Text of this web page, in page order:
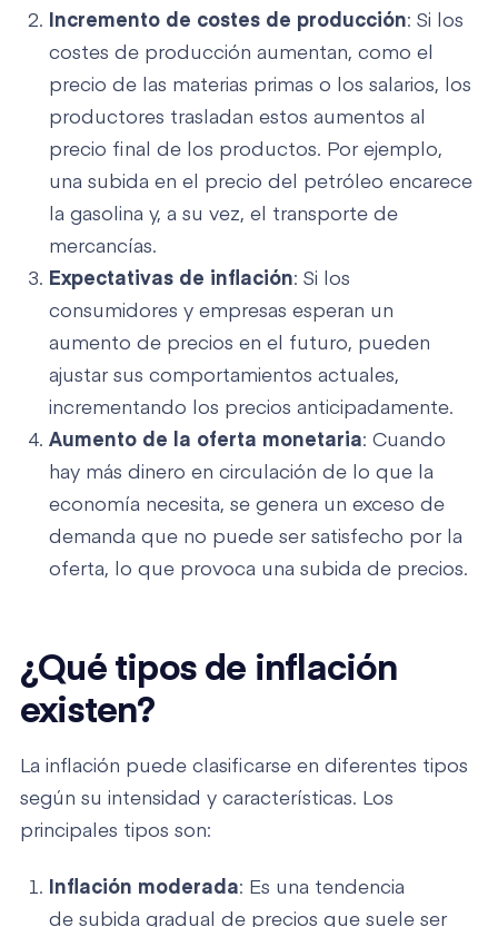
Incremento de costes de producción: Si los
costes de producción aumentan, como el
precio de las materias primas o los salarios, los
productores trasladan estos aumentos al
precio final de los productos. Por ejemplo,
una subida en el precio del petróleo encarece
la gasolina y, a su vez, el transporte de
mercancías.
Expectativas de inflación: Si los
consumidores y empresas esperan un
aumento de precios en el futuro, pueden
ajustar sus comportamientos actuales,
incrementando los precios anticipadamente.
Aumento de la oferta monetaria: Cuando
hay más dinero en circulación de lo que la
economía necesita, se genera un exceso de
demanda que no puede ser satisfecho por la
oferta, lo que provoca una subida de precios.
¿Qué tipos de inflación
existen?
La inflación puede clasificarse en diferentes tipos
según su intensidad y características. Los
principales tipos son:
Inflación moderada: Es una tendencia
de subida gradual de precios que suele ser